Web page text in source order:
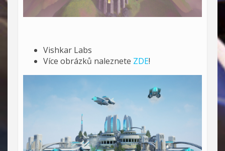
Vishkar Labs
Více obrázků naleznete ZDE!